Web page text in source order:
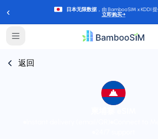
‹ 日本无限数据，由 BambooSIM x KDDI
立即购买→
返回